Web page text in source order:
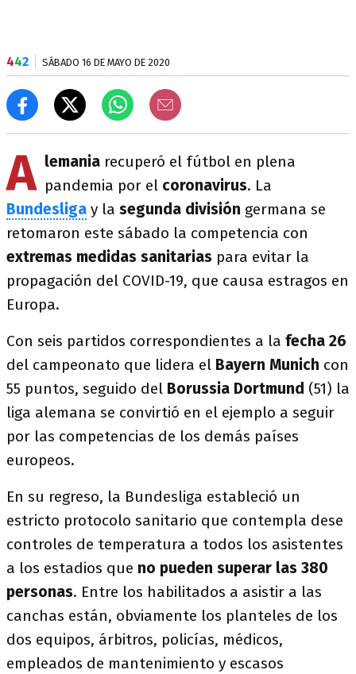
442 SÁBADO 16 DE MAYO DE 2020
A lemania recuperó el fútbol en plena
pandemia por el coronavirus. La
Bundesliga y la segunda división germana se
retomaron este sábado la competencia con
extremas medidas sanitarias para evitar la
propagación del COVID-19, que causa estragos en
Europa.
Con seis partidos correspondientes a la fecha 26
del campeonato que lidera el Bayern Munich con
55 puntos, seguido del Borussia Dortmund (51) la
liga alemana se convirtió en el ejemplo a seguir
por las competencias de los demás países
europeos.
En su regreso, la Bundesliga estableció un
estricto protocolo sanitario que contempla dese
controles de temperatura a todos los asistentes
a los estadios que no pueden superar las 380
personas. Entre los habilitados a asistir a las
canchas están, obviamente los planteles de los
dos equipos, árbitros, policías, médicos,
empleados de mantenimiento y escasos